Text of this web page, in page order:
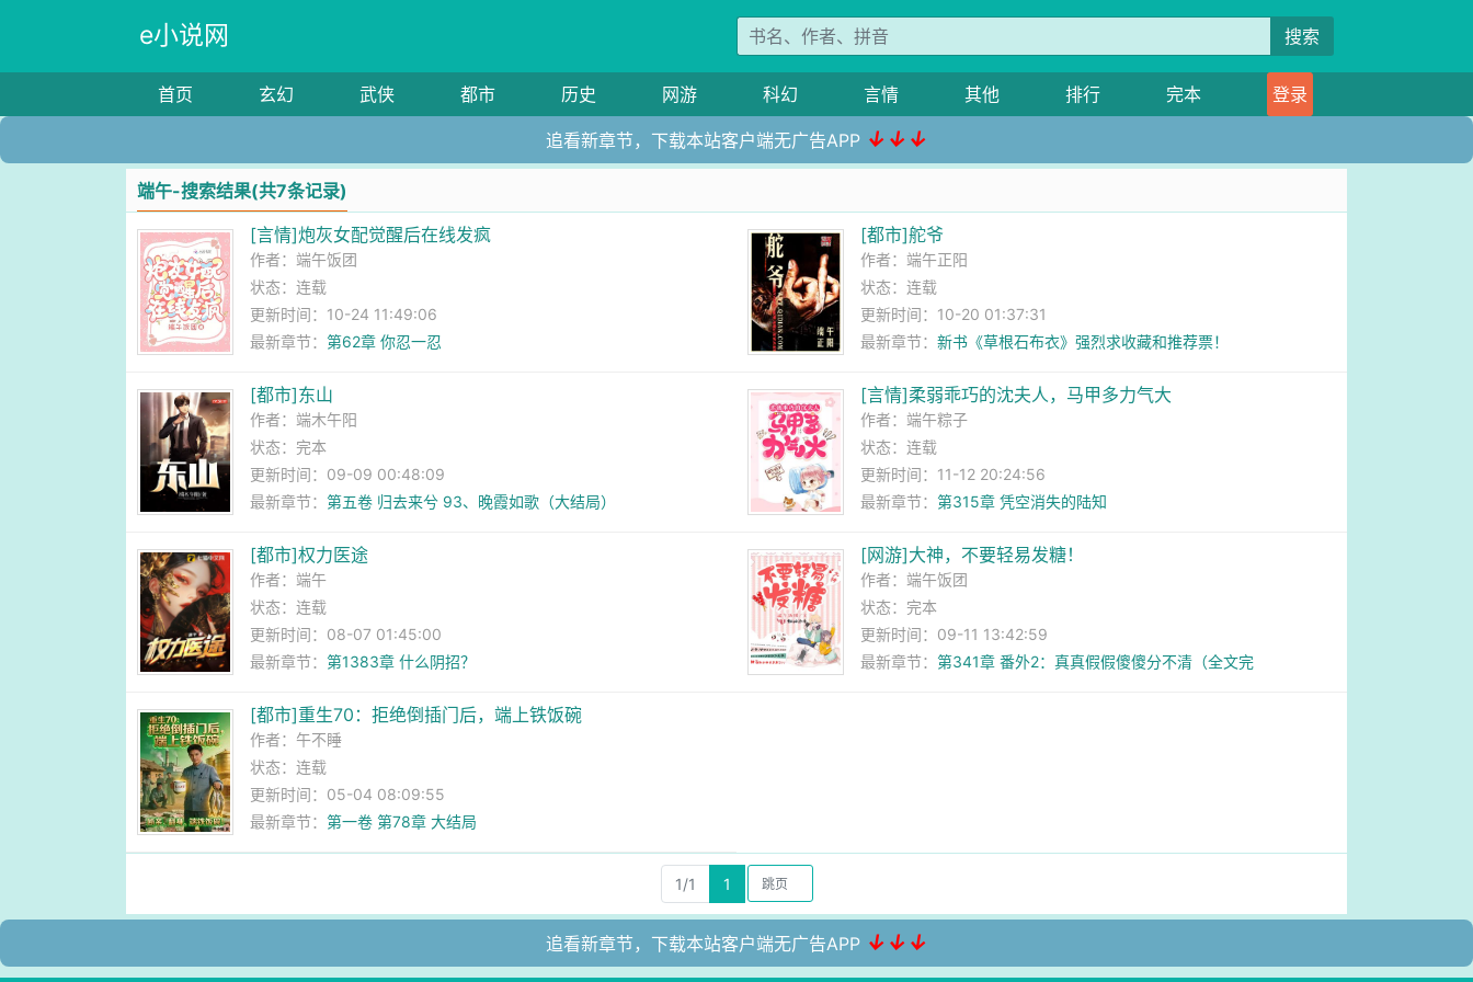
e小说网 搜索
首页 玄幻 武侠 都市 历史 网游 科幻 言情 其他 排行 完本 登录
追看新章节，下载本站客户端无广告APP ↓↓↓
端午-搜索结果(共7条记录)
[言情]炮灰女配觉醒后在线发疯
作者：端午饭团
状态：连载
更新时间：10-24 11:49:06
最新章节：第62章 你忍一忍
[都市]舵爷
作者： 端午正阳
状态：连载
更新时间：10-20 01:37:31
最新章节： 新书《草根石布衣》强烈求收藏和推荐票！
[都市]东山
作者：端木午阳
状态：完本
更新时间：09-09 00:48:09
最新章节：第五卷 归去来兮 93、晚霞如歌（大结局）
[言情]柔弱乖巧的沈夫人，马甲多力气大
作者： 端午粽子
状态：连载
更新时间：11-12 20:24:56
最新章节： 第315章 凭空消失的陆知
[都市]权力医途
作者：端午
状态：连载
更新时间：08-07 01:45:00
最新章节：第1383章 什么阴招？
[网游]大神，不要轻易发糖！
作者： 端午饭团
状态：完本
更新时间：09-11 13:42:59
最新章节： 第341章 番外2：真真假假傻傻分不清（全文完
[都市]重生70：拒绝倒插门后，端上铁饭碗
作者：午不睡
状态：连载
更新时间：05-04 08:09:55
最新章节：第一卷 第78章 大结局
1/1 1
追看新章节，下载本站客户端无广告APP ↓↓↓